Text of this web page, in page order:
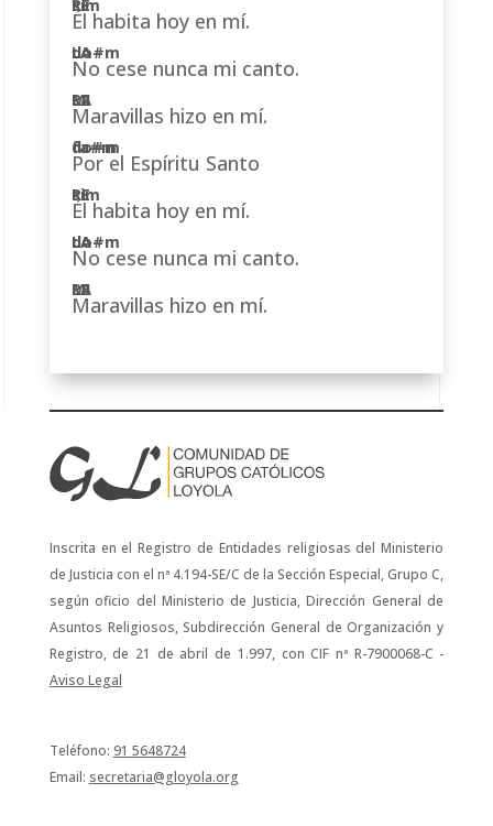
Él habita hoy en mí.
No cese nunca mi canto.
Maravillas hizo en mí.
Por el Espíritu Santo
Él habita hoy en mí.
No cese nunca mi canto.
Maravillas hizo en mí.
Inscrita en el Registro de Entidades religiosas del Ministerio
de Justicia con el nª 4.194-SE/C de la Sección Especial, Grupo C,
según oficio del Ministerio de Justicia, Dirección General de
Asuntos Religiosos, Subdirección General de Organización y
Registro, de 21 de abril de 1.997, con CIF nª R-7900068-C -
Aviso Legal
Teléfono: 91 5648724
Email: secretaria@gloyola.org